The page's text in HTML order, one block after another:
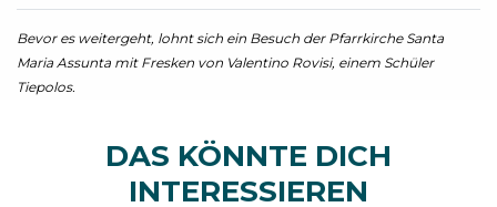
Bevor es weitergeht, lohnt sich ein Besuch der Pfarrkirche Santa
Maria Assunta mit Fresken von Valentino Rovisi, einem Schüler
Tiepolos.
DAS KÖNNTE DICH
INTERESSIEREN